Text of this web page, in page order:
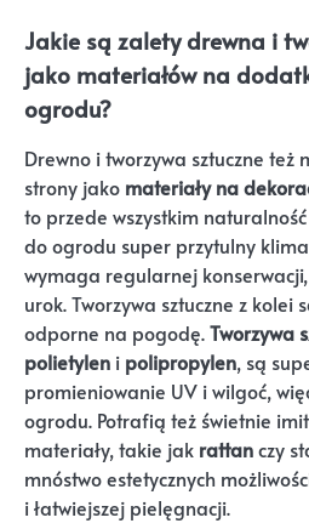
Jakie są zalety drewna i
jako materiałów na
ogrodu?
Drewno i tworzywa sztuczne też
strony jako materiały na
to przede wszystkim
do ogrodu super przytulny
wymaga regularnej
urok. Tworzywa sztuczne z kolei
odporne na pogodę.Tworzywa
polietylen i polipropylen, są
promieniowanie UV i wilgoć,
ogrodu. Potrafią też świetnie
materiały, takie jak rattanczy
mnóstwo estetycznych
i łatwiejszej pielęgnacji.